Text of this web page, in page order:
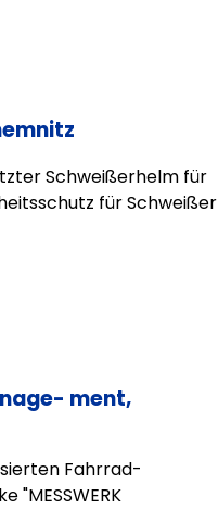
Schweißerhelm für
für Schweißer
ment,
Fahrrad-
"MESSWERK